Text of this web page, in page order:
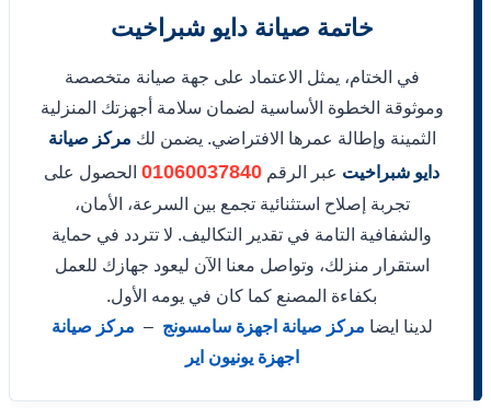
خاتمة صيانة دايو شبراخيت
في الختام، يمثل الاعتماد على جهة صيانة متخصصة
وموثوقة الخطوة الأساسية لضمان سلامة أجهزتك المنزلية
الثمينة وإطالة عمرها الافتراضي. يضمن لك مركز صيانة
دايو شبراخيت عبر الرقم 01060037840 الحصول على
تجربة إصلاح استثنائية تجمع بين السرعة، الأمان،
والشفافية التامة في تقدير التكاليف. لا تتردد في حماية
استقرار منزلك، وتواصل معنا الآن ليعود جهازك للعمل
بكفاءة المصنع كما كان في يومه الأول.
لدينا ايضا مركز صيانة اجهزة سامسونج – مركز صيانة
اجهزة يونيون اير